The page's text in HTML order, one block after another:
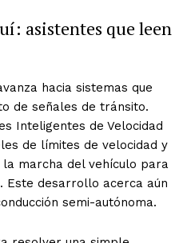
asistentes que leen
hacia sistemas que
de señales de tránsito.
Inteligentes de Velocidad
de límites de velocidad y
marcha del vehículo para
Este desarrollo acerca aún
semi-autónoma.